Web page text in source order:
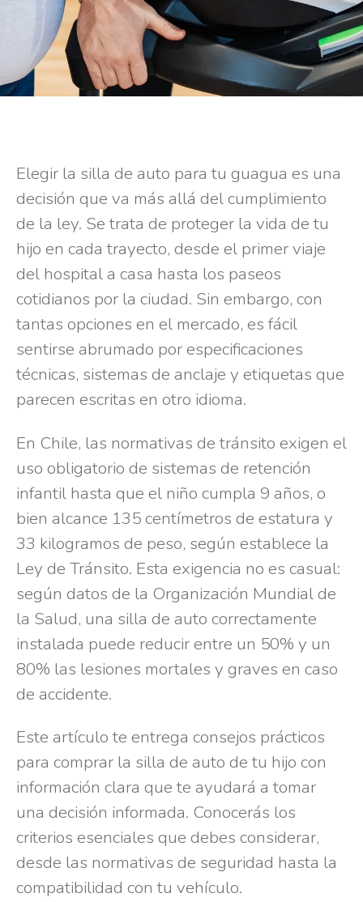
Elegir la silla de auto para tu guagua es una
decisión que va más allá del cumplimiento
de la ley. Se trata de proteger la vida de tu
hijo en cada trayecto, desde el primer viaje
del hospital a casa hasta los paseos
cotidianos por la ciudad. Sin embargo, con
tantas opciones en el mercado, es fácil
sentirse abrumado por especificaciones
técnicas, sistemas de anclaje y etiquetas que
parecen escritas en otro idioma.
En Chile, las normativas de tránsito exigen el
uso obligatorio de sistemas de retención
infantil hasta que el niño cumpla 9 años, o
bien alcance 135 centímetros de estatura y
33 kilogramos de peso, según establece la
Ley de Tránsito. Esta exigencia no es casual:
según datos de la Organización Mundial de
la Salud, una silla de auto correctamente
instalada puede reducir entre un 50% y un
80% las lesiones mortales y graves en caso
de accidente.
Este artículo te entrega consejos prácticos
para comprar la silla de auto de tu hijo con
información clara que te ayudará a tomar
una decisión informada. Conocerás los
criterios esenciales que debes considerar,
desde las normativas de seguridad hasta la
compatibilidad con tu vehículo.